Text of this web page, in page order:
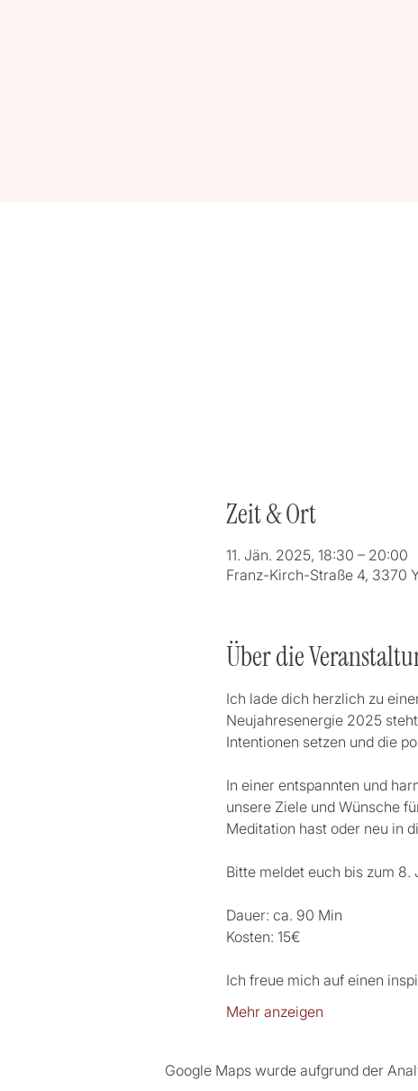
Zeit & Ort
11. Jän. 2025, 18:30 – 20:00
Franz-Kirch-Straße 4, 3370
Über die
Ich lade dich herzlich zu
Neujahresenergie 2025
Intentionen setzen und die
In einer entspannten und
unsere Ziele und Wünsche
Meditation hast oder neu in
Bitte meldet euch bis zum 8.
Dauer: ca. 90 Min
Kosten: 15€
Ich freue mich auf einen
Mehr anzeigen
Google Maps wurde aufgrund der